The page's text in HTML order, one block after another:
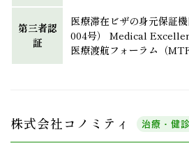
第三者認
証
医療滞在ビザの身元保証
004号） Medical
医療渡航フォーラム（
株式会社コノミティ 治療・健